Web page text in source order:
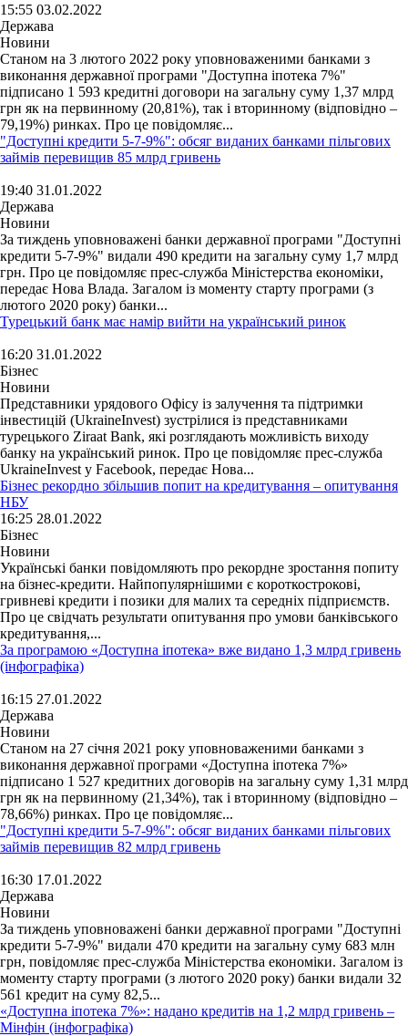
15:55 03.02.2022
Держава
Новини
Станом на 3 лютого 2022 року уповноваженими банками з
виконання державної програми "Доступна іпотека 7%"
підписано 1 593 кредитні договори на загальну суму 1,37 млрд
грн як на первинному (20,81%), так і вторинному (відповідно –
79,19%) ринках. Про це повідомляє...
"Доступні кредити 5-7-9%": обсяг виданих банками пільгових
займів перевищив 85 млрд гривень
19:40 31.01.2022
Держава
Новини
За тиждень уповноважені банки державної програми "Доступні
кредити 5-7-9%" видали 490 кредити на загальну суму 1,7 млрд
грн. Про це повідомляє прес-служба Міністерства економіки,
передає Нова Влада. Загалом із моменту старту програми (з
лютого 2020 року) банки...
Турецький банк має намір вийти на український ринок
16:20 31.01.2022
Бізнес
Новини
Представники урядового Офісу із залучення та підтримки
інвестицій (UkraineInvest) зустрілися із представниками
турецького Ziraat Bank, які розглядають можливість виходу
банку на український ринок. Про це повідомляє прес-служба
UkraineInvest у Facebook, передає Нова...
Бізнес рекордно збільшив попит на кредитування – опитування
НБУ
16:25 28.01.2022
Бізнес
Новини
Українські банки повідомляють про рекордне зростання попиту
на бізнес-кредити. Найпопулярнішими є короткострокові,
гривневі кредити і позики для малих та середніх підприємств.
Про це свідчать результати опитування про умови банківського
кредитування,...
За програмою «Доступна іпотека» вже видано 1,3 млрд гривень
(інфографіка)
16:15 27.01.2022
Держава
Новини
Станом на 27 січня 2021 року уповноваженими банками з
виконання державної програми «Доступна іпотека 7%»
підписано 1 527 кредитних договорів на загальну суму 1,31 млрд
грн як на первинному (21,34%), так і вторинному (відповідно –
78,66%) ринках. Про це повідомляє...
"Доступні кредити 5-7-9%": обсяг виданих банками пільгових
займів перевищив 82 млрд гривень
16:30 17.01.2022
Держава
Новини
За тиждень уповноважені банки державної програми "Доступні
кредити 5-7-9%" видали 470 кредити на загальну суму 683 млн
грн, повідомляє прес-служба Міністерства економіки. Загалом із
моменту старту програми (з лютого 2020 року) банки видали 32
561 кредит на суму 82,5...
«Доступна іпотека 7%»: надано кредитів на 1,2 млрд гривень –
Мінфін (інфографіка)